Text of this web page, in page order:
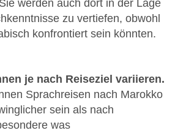
werden auch dort in der Lage
zu vertiefen, obwohl
konfrontiert sein könnten.
je nach Reiseziel variieren.
Sprachreisen nach Marokko
sein als nach
was